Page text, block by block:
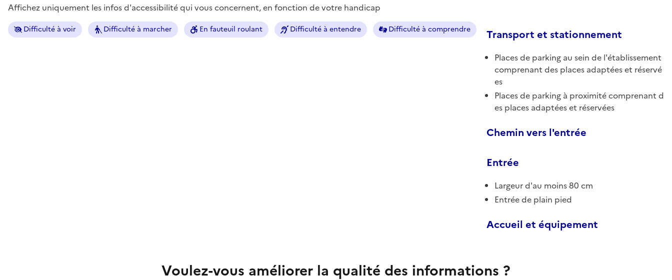
Affichez uniquement les infos d'accessibilité qui vous concernent, en fonction de votre handicap
Difficulté à voir Difficulté à marcher En fauteuil roulant Difficulté à entendre Difficulté à comprendre Transport et stationnement
Places de parking au sein de l'établissement
comprenant des places adaptées et réservé
es
Places de parking à proximité comprenant d
es places adaptées et réservées
Chemin vers l'entrée
Entrée
Largeur d'au moins 80 cm
Entrée de plain pied
Accueil et équipement
Voulez-vous améliorer la qualité des informations ?